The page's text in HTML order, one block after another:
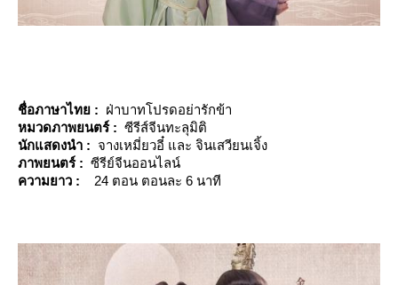
ชื่อภาษาไทย : ฝ่าบาทโปรดอย่ารักข้า
หมวดภาพยนตร์ : ซีรีส์จีนทะลุมิติ
นักแสดงนำ : จางเหมี่ยวอี๋ และ จินเสวียนเจิ้ง
ภาพยนตร์ : ซีรีย์จีนออนไลน์
ความยาว :
24 ตอน ตอนละ 6 นาที